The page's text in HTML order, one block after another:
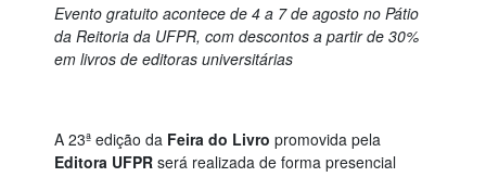
Evento gratuito acontece de 4 a 7 de agosto no Pátio
da Reitoria da UFPR, com descontos a partir de 30%
em livros de editoras universitárias
A 23ª edição da Feira do Livro promovida pela
Editora UFPR será realizada de forma presencial